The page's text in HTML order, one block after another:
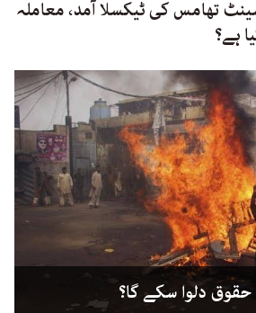
تھامس کی ٹیکسلا آمد، معاملہ
ہے؟
حقوق دلوا سکے گا؟